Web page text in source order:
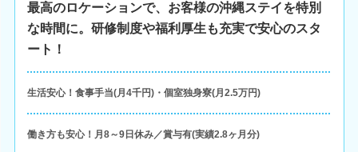
最高のロケーションで、お客様の沖縄ステイを特別
な時間に。研修制度や福利厚生も充実で安心のスタ
ート！
生活安心！食事手当(月4千円)・個室独身寮(月2.5万円)
働き方も安心！月8～9日休み／賞与有(実績2.8ヶ月分)